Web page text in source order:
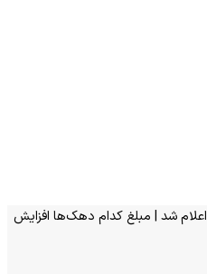
زمان شارژ کالابرگ مرداد ۱۴۰۵ اعلام شد | مبلغ کدام دهک‌ها افزایش